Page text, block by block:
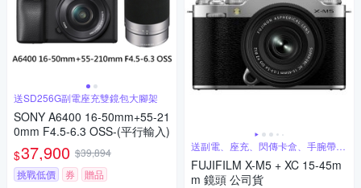
送SD256G副電座充雙鏡包大腳架
SONY A6400 16-50mm+55-21
0mm F4.5-6.3 OSS-(平行輸入)
$37,900 $39,894
挑戰低價
券 贈品
送副電、座充、閃傳卡盒、手腕帶、
蔡司噴霧
FUJIFILM X-M5 + XC 15-45m
m 鏡頭 公司貨